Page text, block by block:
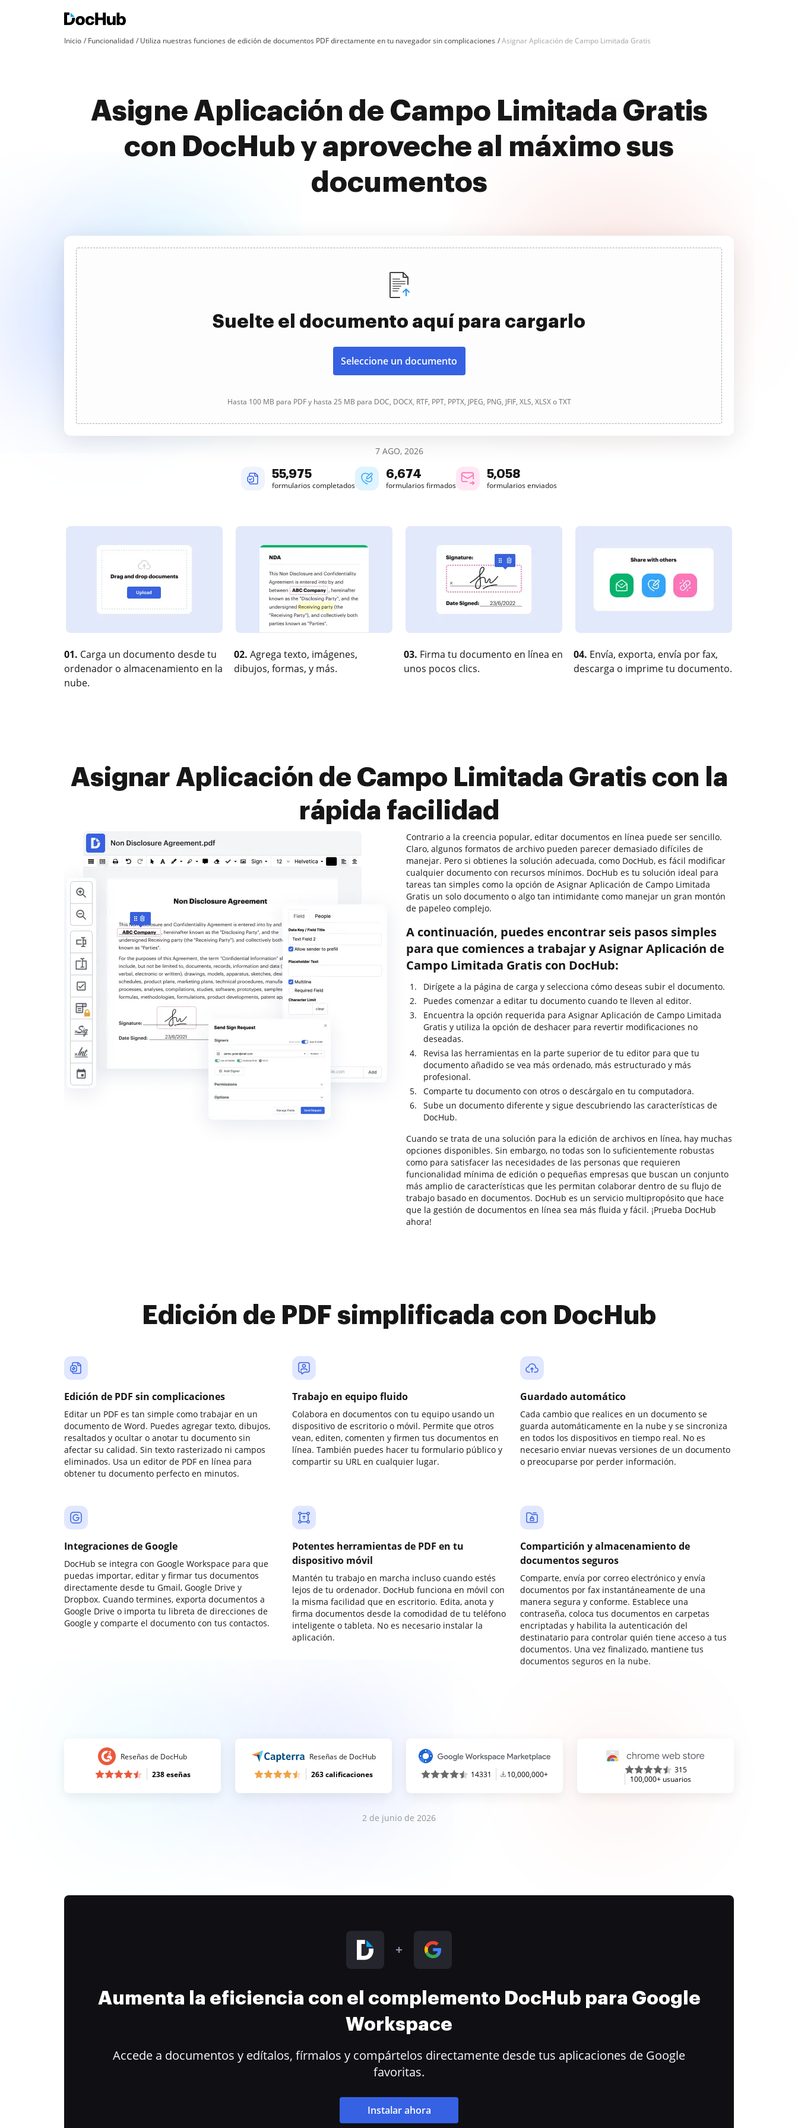
Inicio Funcionalidad Utiliza nuestras funciones de edición de documentos PDF directamente en tu navegador sin complicaciones Asignar Aplicación de Campo Limitada Gratis
Asigne Aplicación de Campo Limitada Gratis
con DocHub y aproveche al máximo sus
documentos
Suelte el documento aquí para cargarlo
Seleccione un documento
Hasta 100 MB para PDF y hasta 25 MB para DOC, DOCX, RTF, PPT, PPTX, JPEG, PNG, JFIF, XLS, XLSX o TXT
7 AGO, 2026
55,975
formularios completados
6,674
formularios firmados
5,058
formularios enviados
01. Carga un documento desde tu
ordenador o almacenamiento en la
nube.
02. Agrega texto, imágenes,
dibujos, formas, y más.
03. Firma tu documento en línea en
unos pocos clics.
04. Envía, exporta, envía por fax,
descarga o imprime tu documento.
Asignar Aplicación de Campo Limitada Gratis con la
rápida facilidad
Contrario a la creencia popular, editar documentos en línea puede ser sencillo.
Claro, algunos formatos de archivo pueden parecer demasiado difíciles de
manejar. Pero si obtienes la solución adecuada, como DocHub, es fácil modificar
cualquier documento con recursos mínimos. DocHub es tu solución ideal para
tareas tan simples como la opción de Asignar Aplicación de Campo Limitada
Gratis un solo documento o algo tan intimidante como manejar un gran montón
de papeleo complejo.
A continuación, puedes encontrar seis pasos simples
para que comiences a trabajar y Asignar Aplicación de
Campo Limitada Gratis con DocHub:
Dirígete a la página de carga y selecciona cómo deseas subir el documento.
Puedes comenzar a editar tu documento cuando te lleven al editor.
Encuentra la opción requerida para Asignar Aplicación de Campo Limitada
Gratis y utiliza la opción de deshacer para revertir modificaciones no
deseadas.
Revisa las herramientas en la parte superior de tu editor para que tu
documento añadido se vea más ordenado, más estructurado y más
profesional.
Comparte tu documento con otros o descárgalo en tu computadora.
Sube un documento diferente y sigue descubriendo las características de
DocHub.
Cuando se trata de una solución para la edición de archivos en línea, hay muchas
opciones disponibles. Sin embargo, no todas son lo suficientemente robustas
como para satisfacer las necesidades de las personas que requieren
funcionalidad mínima de edición o pequeñas empresas que buscan un conjunto
más amplio de características que les permitan colaborar dentro de su flujo de
trabajo basado en documentos. DocHub es un servicio multipropósito que hace
que la gestión de documentos en línea sea más fluida y fácil. ¡Prueba DocHub
ahora!
Edición de PDF simplificada con DocHub
Edición de PDF sin complicaciones
Editar un PDF es tan simple como trabajar en un
documento de Word. Puedes agregar texto, dibujos,
resaltados y ocultar o anotar tu documento sin
afectar su calidad. Sin texto rasterizado ni campos
eliminados. Usa un editor de PDF en línea para
obtener tu documento perfecto en minutos.
Trabajo en equipo fluido
Colabora en documentos con tu equipo usando un
dispositivo de escritorio o móvil. Permite que otros
vean, editen, comenten y firmen tus documentos en
línea. También puedes hacer tu formulario público y
compartir su URL en cualquier lugar.
Guardado automático
Cada cambio que realices en un documento se
guarda automáticamente en la nube y se sincroniza
en todos los dispositivos en tiempo real. No es
necesario enviar nuevas versiones de un documento
o preocuparse por perder información.
Integraciones de Google
DocHub se integra con Google Workspace para que
puedas importar, editar y firmar tus documentos
directamente desde tu Gmail, Google Drive y
Dropbox. Cuando termines, exporta documentos a
Google Drive o importa tu libreta de direcciones de
Google y comparte el documento con tus contactos.
Potentes herramientas de PDF en tu
dispositivo móvil
Mantén tu trabajo en marcha incluso cuando estés
lejos de tu ordenador. DocHub funciona en móvil con
la misma facilidad que en escritorio. Edita, anota y
firma documentos desde la comodidad de tu teléfono
inteligente o tableta. No es necesario instalar la
aplicación.
Compartición y almacenamiento de
documentos seguros
Comparte, envía por correo electrónico y envía
documentos por fax instantáneamente de una
manera segura y conforme. Establece una
contraseña, coloca tus documentos en carpetas
encriptadas y habilita la autenticación del
destinatario para controlar quién tiene acceso a tus
documentos. Una vez finalizado, mantiene tus
documentos seguros en la nube.
Reseñas de DocHub
238 eseñas
Reseñas de DocHub
263 calificaciones
14331 10,000,000+
315
100,000+ usuarios
2 de junio de 2026
Aumenta la eficiencia con el complemento DocHub para Google
Workspace
Accede a documentos y edítalos, fírmalos y compártelos directamente desde tus aplicaciones de Google
favoritas.
Instalar ahora